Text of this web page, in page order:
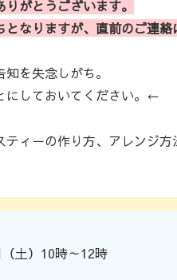
りがとうございます。
となりますが、直前のご連
を失念しがち。
にしておいてください。←
ティーの作り方、アレンジ
（土）10時～12時